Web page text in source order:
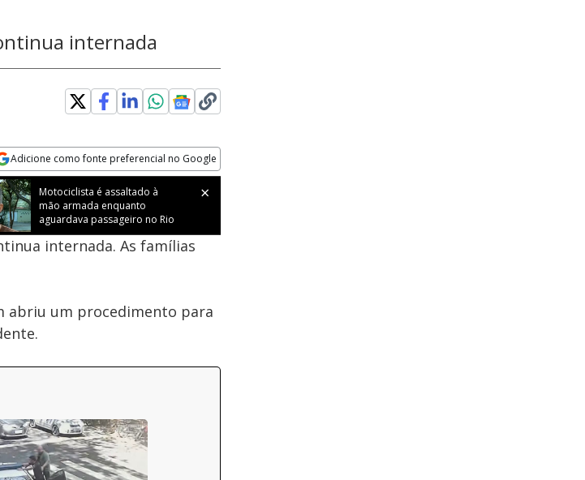
internada
Adicione como fonte preferencial no Google
in new window
Velocidade
Polícia Militarperto da
o risco de ter a perna
internada. As famílias
abriu um procedimento para